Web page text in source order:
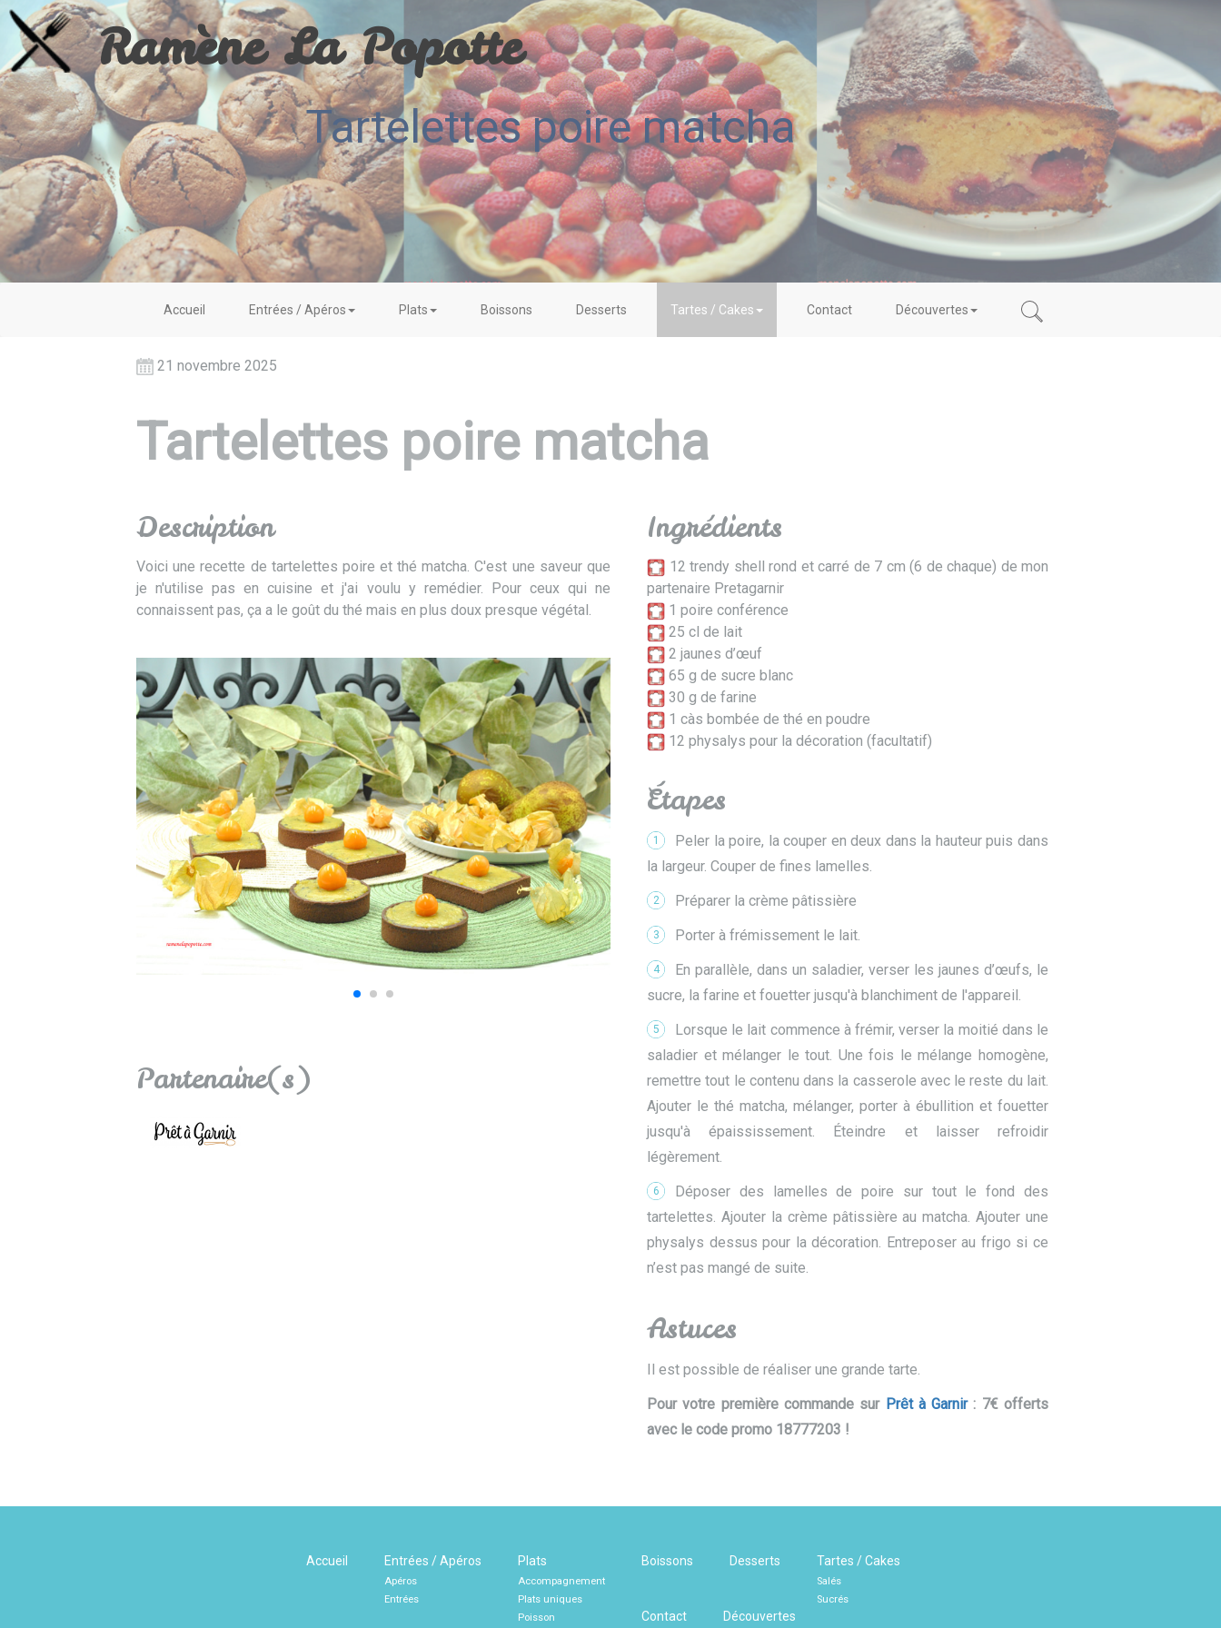
Ramène La Popotte
Tartelettes poire matcha
Accueil Entrées / Apéros Plats Boissons Desserts Tartes / Cakes Contact Découvertes
21 novembre 2025
Tartelettes poire matcha
Description
Voici une recette de tartelettes poire et thé matcha. C'est une saveur que
je n'utilise pas en cuisine et j'ai voulu y remédier. Pour ceux qui ne
connaissent pas, ça a le goût du thé mais en plus doux presque végétal.
Partenaire(s)
Ingrédients
12 trendy shell rond et carré de 7 cm (6 de chaque) de mon
partenaire Pretagarnir
1 poire conférence
25 cl de lait
2 jaunes d’œuf
65 g de sucre blanc
30 g de farine
1 càs bombée de thé en poudre
12 physalys pour la décoration (facultatif)
Étapes
1
Peler la poire, la couper en deux dans la hauteur puis dans
la largeur. Couper de fines lamelles.
2 Préparer la crème pâtissière
3 Porter à frémissement le lait.
4
En parallèle, dans un saladier, verser les jaunes d’œufs, le
sucre, la farine et fouetter jusqu'à blanchiment de l'appareil.
5
Lorsque le lait commence à frémir, verser la moitié dans le
saladier et mélanger le tout. Une fois le mélange homogène,
remettre tout le contenu dans la casserole avec le reste du lait.
Ajouter le thé matcha, mélanger, porter à ébullition et fouetter
jusqu'à épaississement. Éteindre et laisser refroidir
légèrement.
6
Déposer des lamelles de poire sur tout le fond des
tartelettes. Ajouter la crème pâtissière au matcha. Ajouter une
physalys dessus pour la décoration. Entreposer au frigo si ce
n’est pas mangé de suite.
Astuces
Il est possible de réaliser une grande tarte.
Pour votre première commande sur Prêt à Garnir: 7€ offerts
avec le code promo 18777203 !
Accueil Entrées / Apéros
Apéros
Entrées
Plats
Accompagnement
Plats uniques
Poisson
Boissons Desserts Tartes / Cakes
Salés
Sucrés
Contact Découvertes